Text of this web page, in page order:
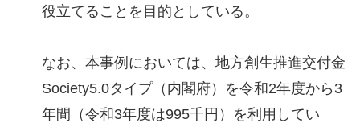
役立てることを目的としている。
なお、本事例においては、地方創生推進交付金
Society5.0タイプ（内閣府）を令和2年度から3
年間（令和3年度は995千円）を利用してい